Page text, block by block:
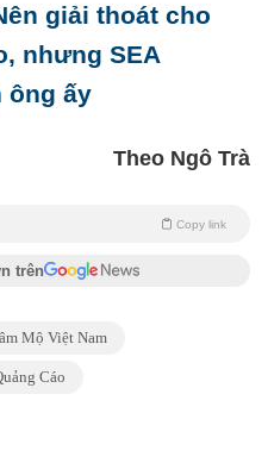
giải thoát cho
nhưng SEA
ông ấy
Theo Ngô Trà
Copy link
trên
Mộ Việt Nam
Cáo